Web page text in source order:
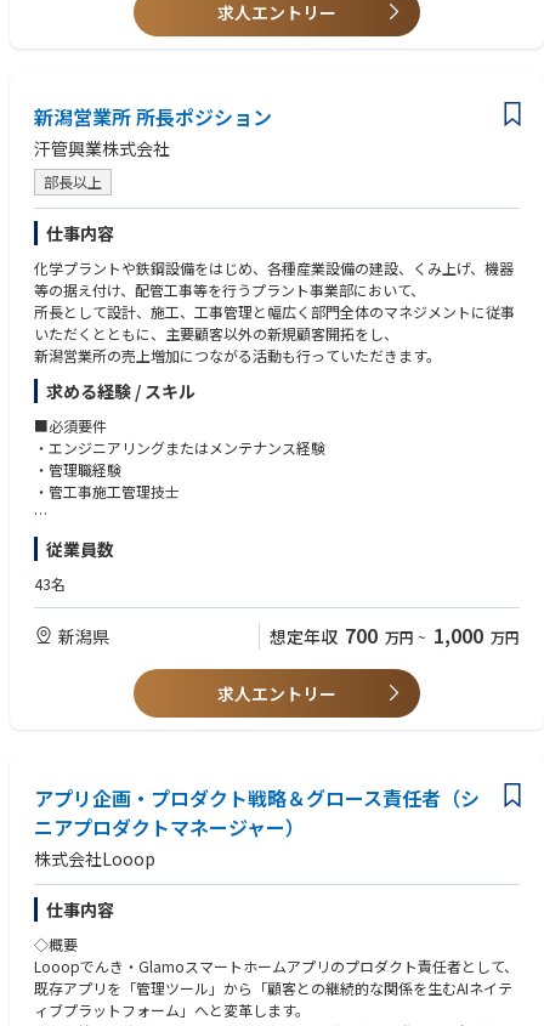
両立を推進するための、会員各社の意見を取りまとめ、省庁への現状の説
会員各社の生産・販売・在庫等から作成した統計データを用いた業界の現
状把握や課題認知、情報提供、HP上での情報公開・発信。
※委員会とは…会員各社の課長～部長クラスの専門家が出席し、業界内の
それぞれの所掌領域に係るテーマに関して課題提起や改善策について意見
交換し、業界全体の方針などを決定する場です。
＜活動内容例＞
カーボンニュートラル燃料というテーマにおいては、SAF（持続可能な航
空燃料）の推進に向け、会員各社の意見をとりまとめ経済産業省に対して
現状の説明や要請を行い、政府の支援制度が措置されました。補助金や税
額控除といった経済的なメリットが非常に大きく、今後の石油業界におけ
るカーボンニュートラル推進に向け大きな一歩となりました。
求人エントリー
新潟営業所 所長ポジション
汗管興業株式会社
部長以上
仕事内容
化学プラントや鉄鋼設備をはじめ、各種産業設備の建設、くみ上げ、機器
等の据え付け、配管工事等を行うプラント事業部において、
所長として設計、施工、工事管理と幅広く部門全体のマネジメントに従事
いただくとともに、主要顧客以外の新規顧客開拓をし、
新潟営業所の売上増加につながる活動も行っていただきます。
求める経験 / スキル
■必須要件
・エンジニアリングまたはメンテナンス経験
・管理職経験
・管工事施工管理技士
■歓迎条件
・営業経験者
従業員数
43名
新潟県 想定年収 700 万円 ~ 1,000 万円
求人エントリー
アプリ企画・プロダクト戦略＆グロース責任者（シ
ニアプロダクトマネージャー）
株式会社Looop
仕事内容
◇概要
Looopでんき・Glamoスマートホームアプリのプロダクト責任者として、
既存アプリを「管理ツール」から「顧客との継続的な関係を生むAIネイテ
ィブプラットフォーム」へと変革します。